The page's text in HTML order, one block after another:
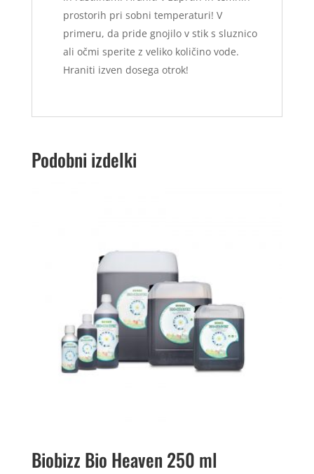
prostorih pri sobni temperaturi! V
primeru, da pride gnojilo v stik s sluznico
ali očmi sperite z veliko količino vode.
Hraniti izven dosega otrok!
Podobni izdelki
Biobizz Bio Heaven 250 ml